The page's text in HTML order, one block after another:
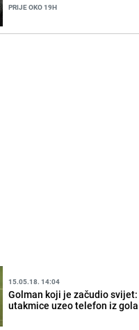
PRIJE OKO 19H
15.05.18. 14:04
Golman koji je začudio svijet:
utakmice uzeo telefon iz